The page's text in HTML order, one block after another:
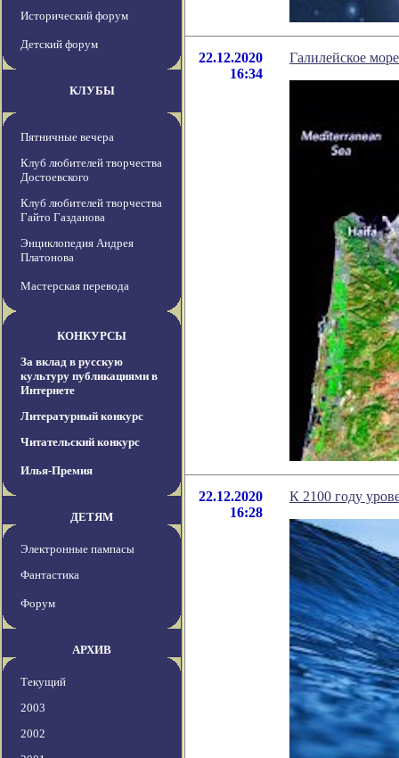
Исторический форум
Детский форум
КЛУБЫ
Пятничные вечера
Клуб любителей творчества
Достоевского
Клуб любителей творчества
Гайто Газданова
Энциклопедия Андрея
Платонова
Мастерская перевода
КОНКУРСЫ
За вклад в русскую
культуру публикациями в
Интернете
Литературный конкурс
Читательский конкурс
Илья-Премия
ДЕТЯМ
Электронные пампасы
Фантастика
Форум
АРХИВ
Текущий
2003
2002
22.12.2020
16:34
Галилейское
22.12.2020
16:28
К 2100 году